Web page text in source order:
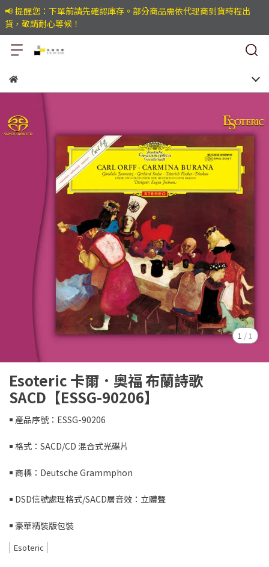
📢 提醒您：下單前請先確認庫存。部分商品需依代理商到貨時程出
貨，敬請耐心等候！
1 / 1
Esoteric 卡爾．奧福 布蘭詩歌
SACD【ESSG-90206】
￭ 產品序號：ESSG-90206
￭ 格式：SACD/CD 混合式光碟片
￭ 商標：Deutsche Grammphon
￭ DSD信號處理格式/SACD層音效：立體聲
￭ 豪華精裝版包裝
Esoteric